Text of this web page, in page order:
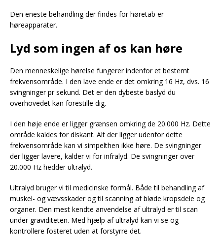
Den eneste behandling der findes for høretab er
høreapparater.
Lyd som ingen af os kan høre
Den menneskelige hørelse fungerer indenfor et bestemt
frekvensområde. I den lave ende er det omkring 16 Hz, dvs. 16
svingninger pr sekund. Det er den dybeste baslyd du
overhovedet kan forestille dig.
I den høje ende er ligger grænsen omkring de 20.000 Hz. Dette
område kaldes for diskant. Alt der ligger udenfor dette
frekvensområde kan vi simpelthen ikke høre. De svingninger
der ligger lavere, kalder vi for infralyd. De svingninger over
20.000 Hz hedder ultralyd.
Ultralyd bruger vi til medicinske formål. Både til behandling af
muskel- og vævsskader og til scanning af bløde kropsdele og
organer. Den mest kendte anvendelse af ultralyd er til scan
under graviditeten. Med hjælp af ultralyd kan vi se og
kontrollere fosteret uden at forstyrre det.